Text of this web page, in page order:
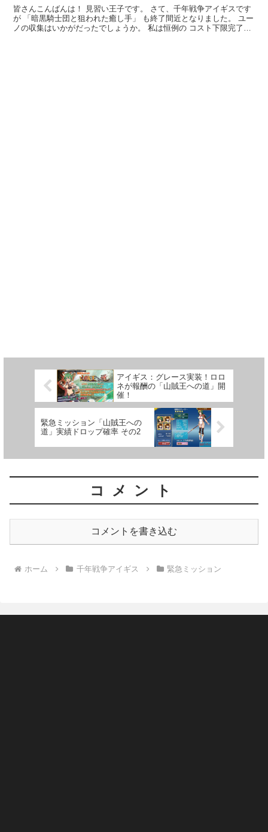
皆さんこんばんは！ 見習い王子です。 さて、千年戦争アイギスです
が 「暗黒騎士団と狙われた癒し手」 も終了間近となりました。 ユー
ノの収集はいかがだったでしょうか。 私は恒例の コスト下限完了で
アイギス：グレース実装！ロロ
ネが報酬の「山賊王への道」開
催！
緊急ミッション「山賊王への
道」実績ドロップ確率 その2
コメント
コメントを書き込む
ホーム 千年戦争アイギス 緊急ミッション